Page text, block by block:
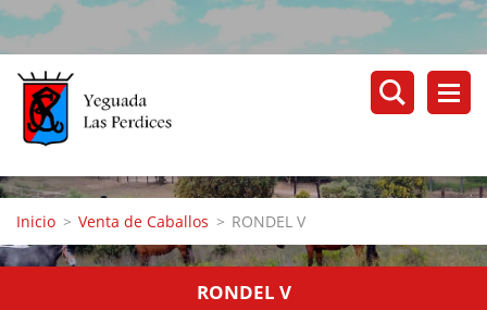
Inicio > Venta de Caballos > RONDEL V
RONDEL V